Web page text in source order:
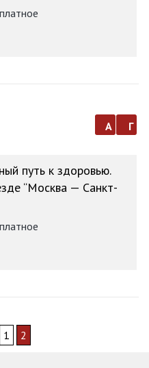
а г
путь к здоровью.
“Москва — Санкт-
1 2